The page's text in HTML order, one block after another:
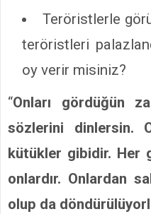
Teröristlerle
teröristleri
oy verir misiniz?
“Onları gördüğün
sözlerini dinlersin.
kütükler gibidir. Her
onlardır. Onlardan
olup da